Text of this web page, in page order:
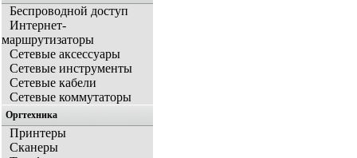
Беспроводной доступ
Интернет-
маршрутизаторы
Сетевые аксессуары
Сетевые инструменты
Сетевые кабели
Сетевые коммутаторы
Оргтехника
Принтеры
Сканеры